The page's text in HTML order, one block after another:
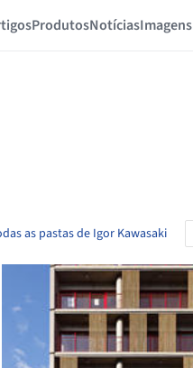
ProdutosNotíciasImagens
as pastas de Igor Kawasaki